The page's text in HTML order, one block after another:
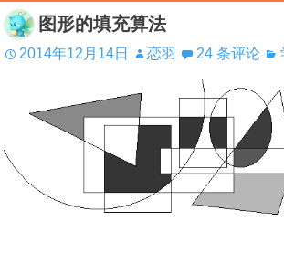
图形的填充算法
2014年12月14日 恋羽 24 条评论